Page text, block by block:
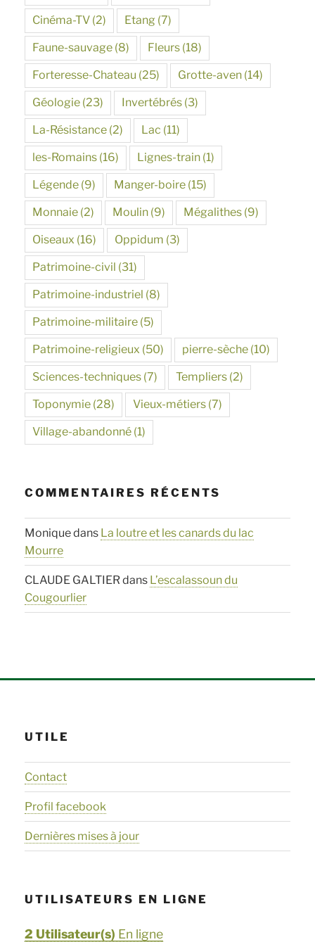
Cinéma-TV (2) Etang (7)
Faune-sauvage (8) Fleurs (18)
Forteresse-Chateau (25) Grotte-aven (14)
Géologie (23) Invertébrés (3)
La-Résistance (2) Lac (11)
les-Romains (16) Lignes-train (1)
Légende (9) Manger-boire (15)
Monnaie (2) Moulin (9) Mégalithes (9)
Oiseaux (16) Oppidum (3)
Patrimoine-civil (31)
Patrimoine-industriel (8)
Patrimoine-militaire (5)
Patrimoine-religieux (50) pierre-sèche (10)
Sciences-techniques (7) Templiers (2)
Toponymie (28) Vieux-métiers (7)
Village-abandonné (1)
COMMENTAIRES RÉCENTS
Moniquedans La loutre et les canards du lac
Mourre
CLAUDE GALTIERdans L’escalassoun du
Cougourlier
UTILE
Contact
Profil facebook
Dernières mises à jour
UTILISATEURS EN LIGNE
2 Utilisateur(s) En ligne